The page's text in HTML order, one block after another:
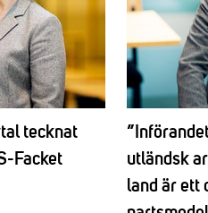
tecknat
Facket
utländsk
land är ett